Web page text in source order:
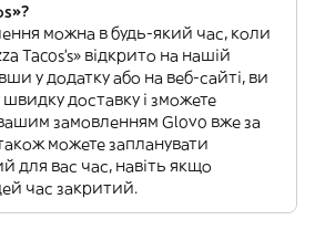
можна в будь-який час, коли
Tacos’s» відкрито на нашій
у додатку або на веб-сайті, ви
доставку і зможете
замовленням Glovo вже за
можете запланувати
для вас час, навіть якщо
час закритий.